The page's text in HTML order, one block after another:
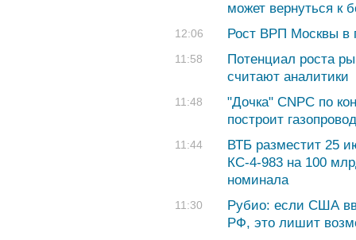
может вернуться к
12:06 Рост ВРП Москвы в
11:58
Потенциал роста
считают аналитики
11:48
"Дочка" CNPC по
построит
11:44
ВТБ разместит 25
КС-4-983 на 100
номинала
11:30
Рубио: если США
РФ, это лишит